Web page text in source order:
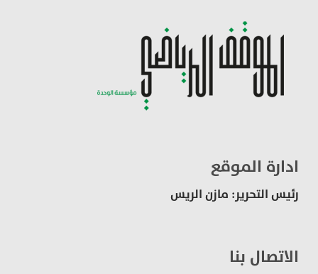
ادارة الموقع
رئيس التحرير: مازن الريس
الاتصال بنا